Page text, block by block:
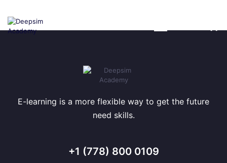
内
E-learning is a more flexible way to get the future
need skills.
+1 (778) 800 0109